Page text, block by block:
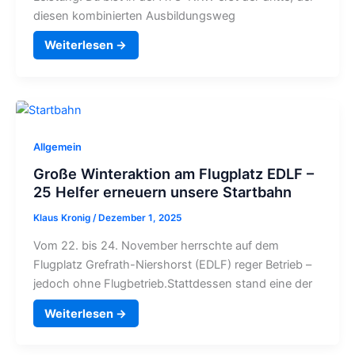
Leistung! Du bist in der ATO-NRW erst der dritte,
der diesen kombinierten Ausbildungsweg
Allgemein
Große Winteraktion am Flugplatz EDLF
– 25 Helfer erneuern unsere Startbahn
Klaus Kronig Dezember 1, 2025
Vom 22. bis 24. November herrschte auf dem
Flugplatz Grefrath-Niershorst (EDLF) reger Betrieb
– jedoch ohne Flugbetrieb.Stattdessen stand eine